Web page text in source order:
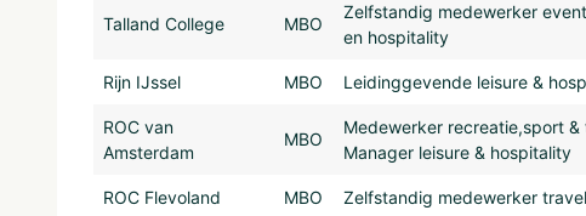
Talland College MBO
Zelfstandig medewerker
en hospitality
Rijn IJssel MBO Leidinggevende leisure &
ROC van
Amsterdam
MBO
Medewerker recreatie,sport
Manager leisure & hospitality
ROC Flevoland MBO Zelfstandig medewerker